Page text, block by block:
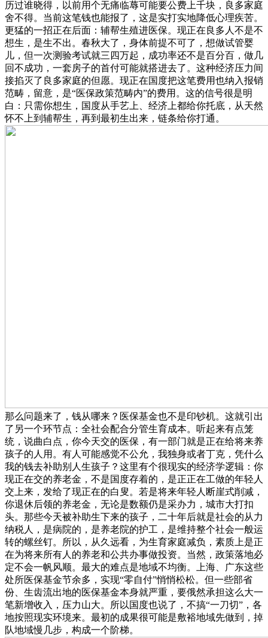
历过谁晓得，以前用个无痛临蓐可能要公费上千块，良多家庭
舍不得。当前这笔钱也能报了，这是实打实地降低心理疾苦。
更猛的一招正在后面：辅帮生殖进医保。现正在良多人不是不
想生，是生不出。春秋大了，身体前提不可了，想做试管婴
儿，但一次测验考试就三四万起，成功率还不是百分百，做几
回不成功，一套房子的首付可能就搭进去了。这种经济压力间
接掐灭了良多家庭的但愿。现正在国度把这笔费用也纳入报销
范畴，留意，是“医保政策范畴内”的费用。这的信号很是明
白：只需你想生，国度从手艺上、经济上都给你托底，从天然
怀不上到辅帮生，再到最初生出来，链条给你打通。
那么问题来了，钱从哪来？医保基金也不是印钞机。这就引出
了另一个环节点：全社会配合分管生育成本。听起来有点笼
统，说曲白点，你今天交的医保，有一部门就是正在给将来养
孩子的人用。有人可能感觉不公允，我独身或者丁克，凭什么
我的钱去补助别人生孩子？这里有个很现实的经济学逻辑：你
现正在交的养老金，不是国度存着的，是正正在工做的年轻人
交上来，发给了现正在的白叟。若是将来年轻人断崖式削减，
你退休后领的养老金，无论是数额仍是采办力，城市大打扣
头。那些今天被补助生下来的孩子，二十年后就是社会的从力
纳税人，是病院的，是养老院的护工，是维持整个社会一般运
转的螺丝钉。所以，从久远看，为生育家庭减负，素质上是正
在为将来所有人的养老和公共办事做投资。当然，政策落地必
定不会一帆风顺。最大的难点是地域不均衡。上海、广东这些
处所医保基金节余多，实现“零自付”悄悄松松。但一些部省
份、生齿流出地的医保基金本身就严重，要俄然承担这么大一
笔新增收入，压力山大。所以国度也说了，不搞“一刀切”，各
地按照现实环境来。最初的成果很可能是敷裕地域先做到，掉
队地域慢几步，构成一个阶梯。